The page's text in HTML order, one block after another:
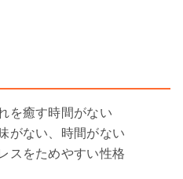
を癒す時間がない
がない、時間がない
スをためやすい性格